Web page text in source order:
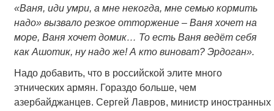
«Ваня, иди умри, а мне некогда, мне семью кормить
надо» вызвало резкое отторжение – Ваня хочет на
море, Ваня хочет домик… То есть Ваня ведёт себя
как Ашотик, ну надо же! А кто виноват? Эрдоган».
Надо добавить, что в российской элите много
этнических армян. Гораздо больше, чем
азербайджанцев. Сергей Лавров, министр иностранных